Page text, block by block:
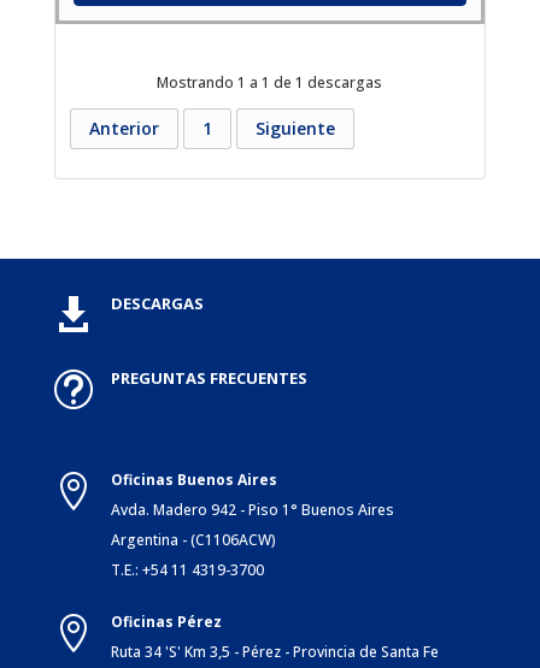
Mostrando 1 a 1 de 1 descargas
Anterior 1 Siguiente
 DESCARGAS
t PREGUNTAS FRECUENTES

Oficinas Buenos Aires
Avda. Madero 942 - Piso 1° Buenos Aires
Argentina - (C1106ACW)
T.E.: +54 11 4319-3700

Oficinas Pérez
Ruta 34 'S' Km 3,5 - Pérez - Provincia de Santa Fe